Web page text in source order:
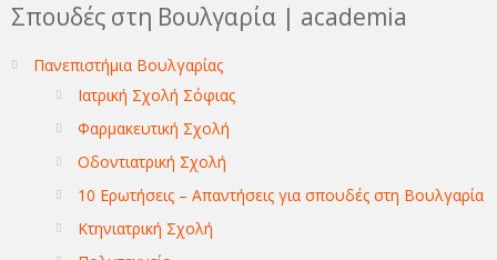
Σπουδές στη Βουλγαρία | academia
Πανεπιστήμια Βουλγαρίας
Ιατρική Σχολή Σόφιας
Φαρμακευτική Σχολή
Οδοντιατρική Σχολή
10 Ερωτήσεις – Απαντήσεις για σπουδές στη Βουλγαρία
Κτηνιατρική Σχολή